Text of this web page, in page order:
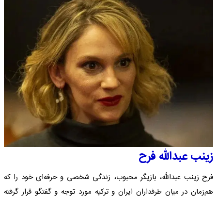
زینب عبدالله فرح
فرح زینب عبدالله، بازیگر محبوب، زندگی شخصی و حرفه‌ای خود را که
هم‌زمان در میان طرفداران ایران و ترکیه مورد توجه و گفتگو قرار گرفته